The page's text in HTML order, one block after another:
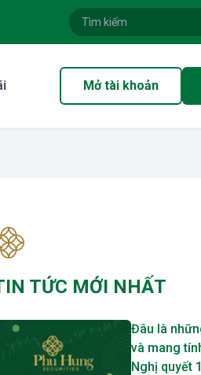
Mở tài khoản
TỨC MỚI NHẤT
Đâu là
và mang
Nghị quyết